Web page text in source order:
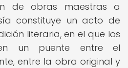
de obras maestras a
constituye un acto de
literaria, en el que los
un puente entre el
entre la obra original y